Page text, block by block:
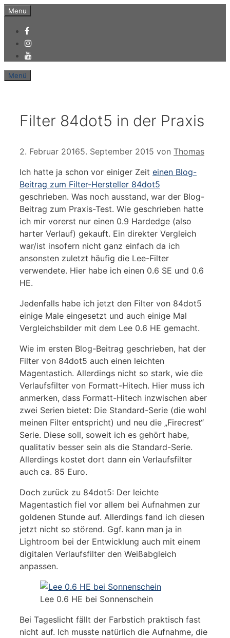
Zum
springen
Menu
Menü
Filter 84dot5 in der Praxis
2. Februar 20165. September 2015 von Thomas
Ich hatte ja schon vor einiger Zeit einen Blog-
Beitrag zum Filter-Hersteller 84dot5
geschrieben. Was noch ausstand, war der Blog-
Beitrag zum Praxis-Test. Wie geschrieben hatte
ich mir vorerst nur einen 0.9 Hardedge (also
harter Verlauf) gekauft. Ein direkter Vergleich
war/ist insofern nicht ganz einfach da ich
ansonsten zuletzt häufig die Lee-Filter
verwendete. Hier habe ich einen 0.6 SE und 0.6
HE.
Jedenfalls habe ich jetzt den Filter von 84dot5
einige Male eingesetzt und auch einige Mal
Vergleichsbilder mit dem Lee 0.6 HE gemacht.
Wie im ersten Blog-Beitrag geschrieben, hat der
Filter von 84dot5 auch einen leichten
Magentastich. Allerdings nicht so stark, wie die
Verlaufsfilter von Formatt-Hitech. Hier muss ich
anmerken, dass Formatt-Hitech inzwischen aber
zwei Serien bietet: Die Standard-Serie (die wohl
meinen Filter entspricht) und neu die „Firecrest“
Serie. Diese soll, soweit ich es gehört habe,
qualitativ besser sein als die Standard-Serie.
Allerdings kostet dort dann ein Verlaufsfilter
auch ca. 85 Euro.
Doch zurück zu 84dot5: Der leichte
Magentastich fiel vor allem bei Aufnahmen zur
goldenen Stunde auf. Allerdings fand ich diesen
jetzt nicht so störend. Ggf. kann man ja in
Lightroom bei der Entwicklung auch mit einem
digitalen Verlaufsfilter den Weißabgleich
anpassen.
Lee 0.6 HE bei Sonnenschein
Bei Tageslicht fällt der Farbstich praktisch fast
nicht auf. Ich musste natürlich die Aufnahme, die